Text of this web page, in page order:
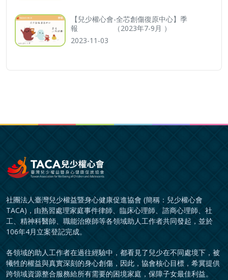
【兒少權心會-全芯創傷復原中心】季
報 （2023年7-9月 ）
2023-11-03
社團法人臺灣兒少權益暨身心健康促進協會 (簡稱：兒少權心會
TACA)，由熟習處理家庭事件律師、臨床心理師、諮商心理師、社
工、精神科醫師、職能治療師等各領域助人工作者共同發起，並於
106年4月立案登記完成。
各領域的助人工作者在過往經驗中，都看見了兒少在不同處境下，被
犧牲的權益與真實深刻的身心創傷，因此，協會核心目標，希冀提供
跨領域資源整合服務給所有需要的困境家庭，保障子女最佳利益。